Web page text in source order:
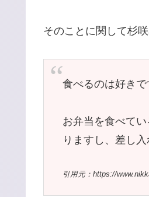
そのことに関して杉
食べるのは好きで
お弁当を食べて
りますし、差し
引用元：https://